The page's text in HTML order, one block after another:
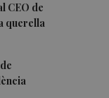
CEO de
querella